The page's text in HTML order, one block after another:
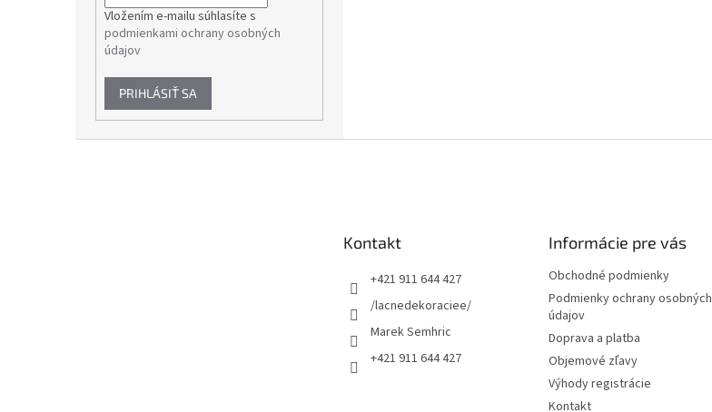
Vložením e-mailu súhlasíte s
podmienkami ochrany osobných
údajov
PRIHLÁSIŤ SA
Kontakt
+421 911 644 427
/lacnedekoraciee/
Marek Semhric
+421 911 644 427
Informácie pre vás
Obchodné podmienky
Podmienky ochrany osobných
údajov
Doprava a platba
Objemové zľavy
Výhody registrácie
Kontakt